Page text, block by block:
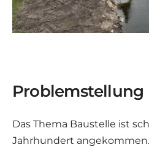
Problemstellung
Das Thema Baustelle ist
Jahrhundert